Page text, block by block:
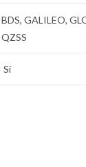
BDS, GALILEO,
QZSS
Sí